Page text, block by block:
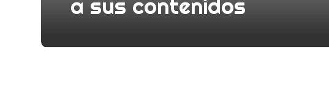
a sus contenidos